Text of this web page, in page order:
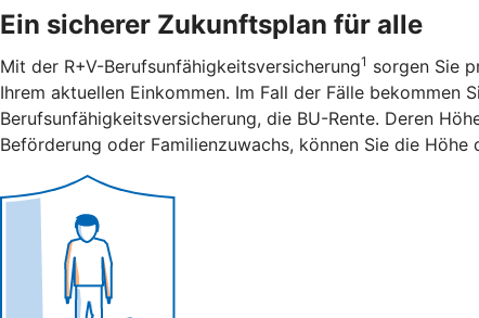
Ein sicherer Zukunftsplan für alle
Mit der R+V-Berufsunfähigkeitsversicherung1 sorgen Sie
Ihrem aktuellen Einkommen. Im Fall der Fälle
Berufsunfähigkeitsversicherung, die BU-Rente. Deren
Beförderung oder Familienzuwachs, können Sie die Höhe